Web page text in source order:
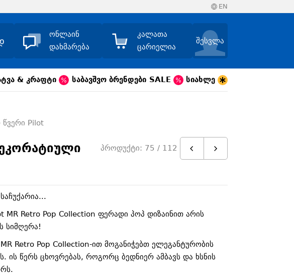
EN
ონლაინ
დახმარება
კალათა
ცარიელია
შესვლა
& კრაფტი საბავშვო ბრენდები SALE სიახლე
Pilot
პროდუქტი: 75 / 112
MR Retro Pop Collection ფერადი პოპ დიზაინით არის
სიმღერა!
Retro Pop Collection-ით მოგანიჭებთ ელეგანტურობის
ის წერს ცხოვრებას, როგორც ბედნიერ ამბავს და ხსნის